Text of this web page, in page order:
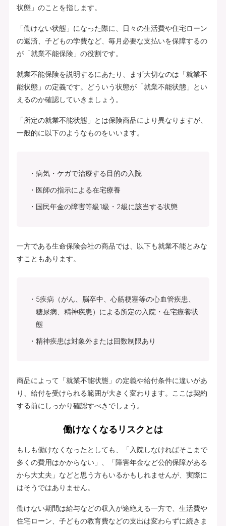
状態」のことを指します。
「働けない状態」になった際に、日々の生活費や住宅ローン
の返済、子どもの学費など、毎月必要な支払いを保障するの
が「就業不能保険」の役割です。
就業不能保険を説明するにあたり、まず大切なのは「就業不
能状態」の定義です。どういう状態が「就業不能状態」とい
えるのか確認していきましょう。
「所定の就業不能状態」とは保険商品により異なりますが、
一般的に以下のようなものをいいます。
病気・ケガで治療する目的の入院
医師の指示による在宅療養
国民年金の障害等級1級・2級に該当する状態
一方である生命保険会社の商品では、以下も就業不能とみな
すこともあります。
5疾病（がん、脳卒中、心筋梗塞等の心血管疾患、
糖尿病、精神疾患）による所定の入院・在宅療養状
態
精神疾患は対象外または回数制限あり
商品によって「就業不能状態」の定義や給付条件に違いがあ
り、給付を受けられる範囲が大きく変わります。ここは契約
する前にしっかり確認すべきでしょう。
働けなくなるリスクとは
もしも働けなくなったとしても、「入院しなければそこまで
多くの費用はかからない」、「障害年金など公的保障がある
から大丈夫」などと思う方もいるかもしれませんが、実際に
はそうではありません。
働けない期間は給与などの収入が途絶える一方で、生活費や
住宅ローン、子どもの教育費などの支出は変わらずに続きま